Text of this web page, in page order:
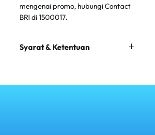
mengenai promo, hubungi Contact
BRI di 1500017.
Syarat & Ketentuan
Oktober 2024